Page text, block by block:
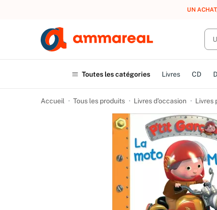
UN
Toutes les catégories Livres CD
Accueil Tous les produits Livres d’occasion Livres